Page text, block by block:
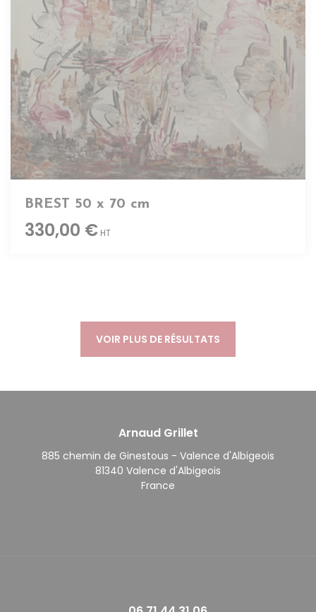
BREST 50 x 70 cm
330,00 € HT
VOIR PLUS DE RÉSULTATS
Arnaud Grillet
885 chemin de Ginestous - Valence d'Albigeois
81340 Valence d'Albigeois
France